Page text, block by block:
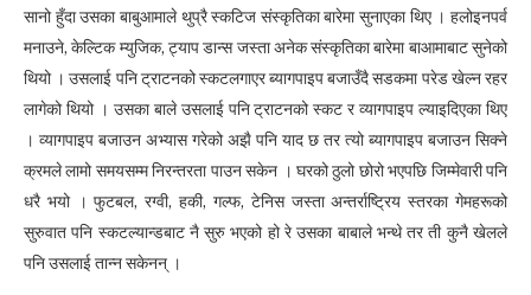
सानो हुँदा उसका बाबुआमाले थुप्रै स्कटिज संस्कृतिका बारेमा सुनाएका थिए । हलोइनपर्व
मनाउने, केल्टिक म्युजिक, ट्याप डान्स जस्ता अनेक संस्कृतिका बारेमा बाआमाबाट सुनेको
थियो । उसलाई पनि ट्राटनको स्कटलगाएर ब्यागपाइप बजाउँदै सडकमा परेड खेल्न रहर
लागेको थियो । उसका बाले उसलाई पनि ट्राटनको स्कट र व्यागपाइप ल्याइदिएका थिए
। व्यागपाइप बजाउन अभ्यास गरेको अझै पनि याद छ तर त्यो ब्यागपाइप बजाउन सिक्ने
क्रमले लामो समयसम्म निरन्तरता पाउन सकेन । घरको ठुलो छोरो भएपछि जिम्मेवारी पनि
धरै भयो । फुटबल, रग्वी, हकी, गल्फ, टेनिस जस्ता अन्तर्राष्ट्रिय स्तरका गेमहरूको
सुरुवात पनि स्कटल्यान्डबाट नै सुरु भएको हो रे उसका बाबाले भन्थे तर ती कुनै खेलले
पनि उसलाई तान्न सकेनन् ।